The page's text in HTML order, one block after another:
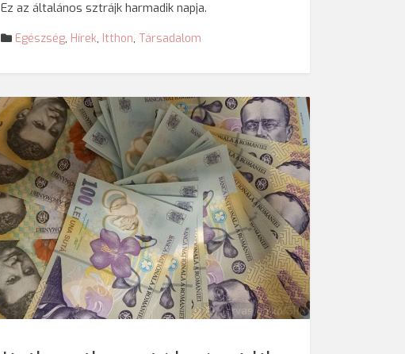
Ez az általános sztrájk harmadik napja.
Egészség, Hírek, Itthon, Társadalom
© Darvas Enikő/SRR